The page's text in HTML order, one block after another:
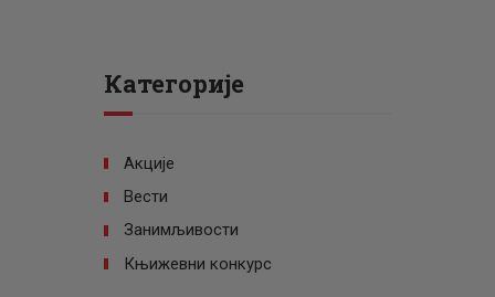
Категорије
Акције
Вести
Занимљивости
Књижевни конкурс